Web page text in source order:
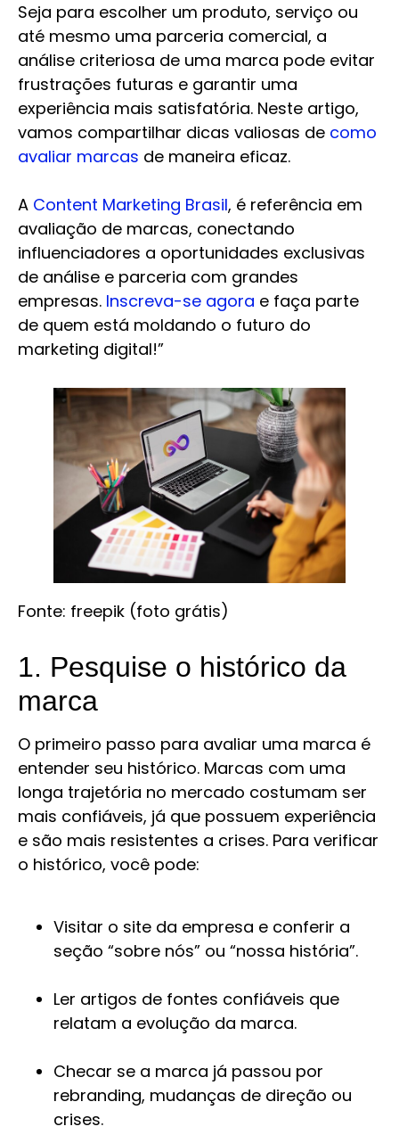
Seja para escolher um produto, serviço ou
até mesmo uma parceria comercial, a
análise criteriosa de uma marca pode evitar
frustrações futuras e garantir uma
experiência mais satisfatória. Neste artigo,
vamos compartilhar dicas valiosas de como
avaliar marcas de maneira eficaz.
A Content Marketing Brasil, é referência em
avaliação de marcas, conectando
influenciadores a oportunidades exclusivas
de análise e parceria com grandes
empresas. Inscreva-se agora e faça parte
de quem está moldando o futuro do
marketing digital!”
Fonte: freepik (foto grátis)
1. Pesquise o histórico da
marca
O primeiro passo para avaliar uma marca é
entender seu histórico. Marcas com uma
longa trajetória no mercado costumam ser
mais confiáveis, já que possuem experiência
e são mais resistentes a crises. Para verificar
o histórico, você pode:
Visitar o site da empresa e conferir a
seção “sobre nós” ou “nossa história”.
Ler artigos de fontes confiáveis que
relatam a evolução da marca.
Checar se a marca já passou por
rebranding, mudanças de direção ou
crises.